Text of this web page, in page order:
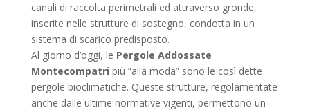
canali di raccolta perimetrali ed attraverso gronde,
inserite nelle strutture di sostegno, condotta in un
sistema di scarico predisposto.
Al giorno d’oggi, le Pergole Addossate
Montecompatri più “alla moda” sono le così dette
pergole bioclimatiche. Queste strutture, regolamentate
anche dalle ultime normative vigenti, permettono un